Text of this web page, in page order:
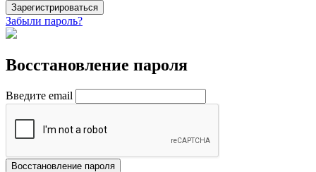
Зарегистрироваться
Забыли пароль?
Восстановление пароля
Введите email
Восстановление пароля